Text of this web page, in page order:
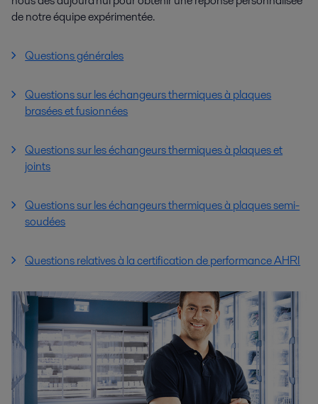
de notre équipe expérimentée.
Questions générales
Questions sur les échangeurs thermiques à plaques
brasées et fusionnées
Questions sur les échangeurs thermiques à plaques et
joints
Questions sur les échangeurs thermiques à plaques semi-
soudées
Questions relatives à la certification de performance AHRI